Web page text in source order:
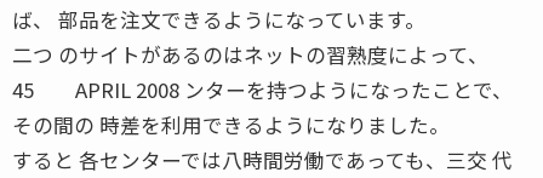
ば、 部品を注文できるようになっています。
二つ のサイトがあるのはネットの習熟度によって、
45 APRIL 2008 ンターを持つようになったことで、
その間の 時差を利用できるようになりました。
すると 各センターでは八時間労働であっても、三交 代